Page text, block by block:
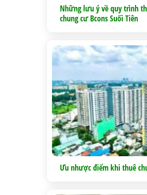
Những lưu ý về quy trình
chung cư Bcons Suối Tiên
Ưu nhược điểm khi thuê